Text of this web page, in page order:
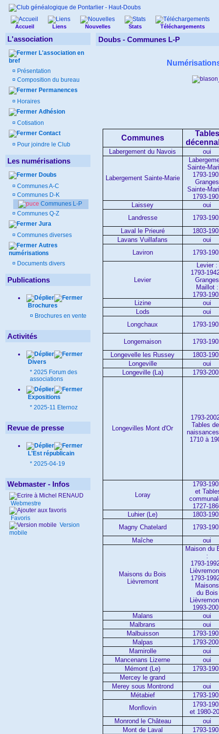
Accueil Liens Nouvelles Stats Téléchargements
L'association
L'association en
bref
¤ Présentation
¤ Composition du bureau
Permanences
¤ Horaires
Adhésion
¤ Cotisation
Contact
¤ Pour joindre le Club
Les numérisations
Doubs
¤ Communes A-C
¤ Communes D-K
Communes L-P
¤ Communes Q-Z
Jura
¤ Communes diverses
Autres
numérisations
¤ Documents divers
Publications
Brochures
¤ Brochures en vente
Activités
Divers
* 2025 Forum des
associations
Expositions
* 2025-11 Eternoz
Revue de presse
L'Est républicain
* 2025-04-19
Webmaster - Infos
Webmestre
Favoris
Version
mobile
Doubs - Communes L-P
Communes
Tables
Labergement du Navois oui
Labergement Sainte-Marie
Sainte-
1793-
Granges
Sainte-
1793-
Laissey
oui
Landresse
1793-
Laval le Prieuré
1803-
Lavans Vuillafans
oui
Laviron
1793-
Levier
Levier :
1793-
Granges
Maillot :
1793-
Lizine
oui
Lods
oui
Longchaux
1793-
Longemaison
1793-
Longevelle les Russey
1803-
Longeville
oui
Longeville (La)
1793-
Longevilles Mont d'Or
1793-
Tables
1710 à
Loray
1793-
et
1727-
Luhier (Le)
1803-
Magny Chatelard
1793-
Maîche
oui
Maisons du Bois
Lièvremont
Maison du
:
1793-
1793-
Maisons
du Bois
1993-
Malans
oui
Malbrans
oui
Malbuisson
1793-
Malpas
1793-
Mamirolle
oui
Mancenans Lizerne
oui
Mémont (Le)
1793-
Mercey le grand
Merey sous Montrond
oui
Métabief
1793-
Monflovin
1793-
et 1980-
Monrond le Château
oui
Mont de Laval
1793-